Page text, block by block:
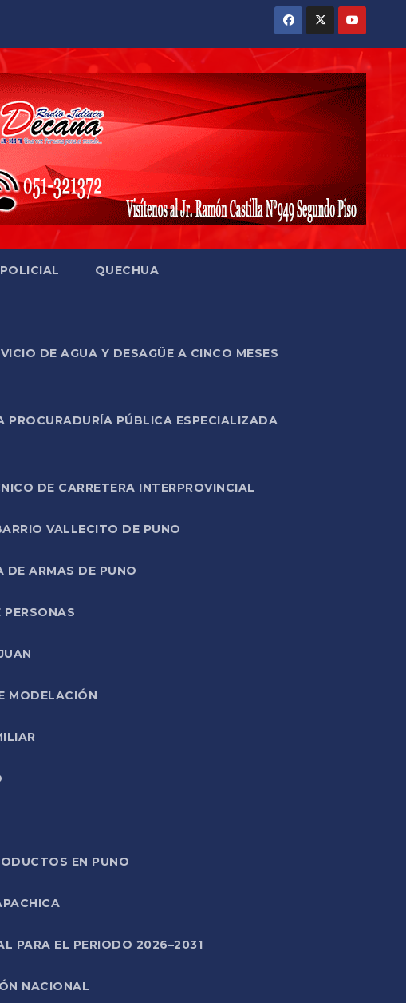
POLICIAL QUECHUA
DE AGUA Y DESAGÜE A CINCO MESES
PROCURADURÍA PÚBLICA ESPECIALIZADA
DE CARRETERA INTERPROVINCIAL
VALLECITO DE PUNO
ARMAS DE PUNO
MODELACIÓN
EN PUNO
PARA EL PERIODO 2026–2031
NACIONAL